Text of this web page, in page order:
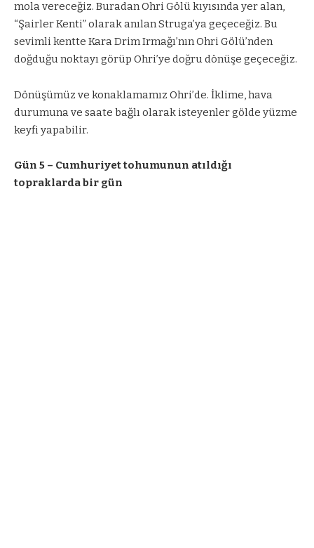
mola vereceğiz. Buradan Ohri Gölü kıyısında yer alan,
“Şairler Kenti” olarak anılan Struga’ya geçeceğiz. Bu
sevimli kentte Kara Drim Irmağı’nın Ohri Gölü’nden
doğduğu noktayı görüp Ohri’ye doğru dönüşe geçeceğiz.
Dönüşümüz ve konaklamamız Ohri’de. İklime, hava
durumuna ve saate bağlı olarak isteyenler gölde yüzme
keyfi yapabilir.
Gün 5 – Cumhuriyet tohumunun atıldığı
topraklarda bir gün